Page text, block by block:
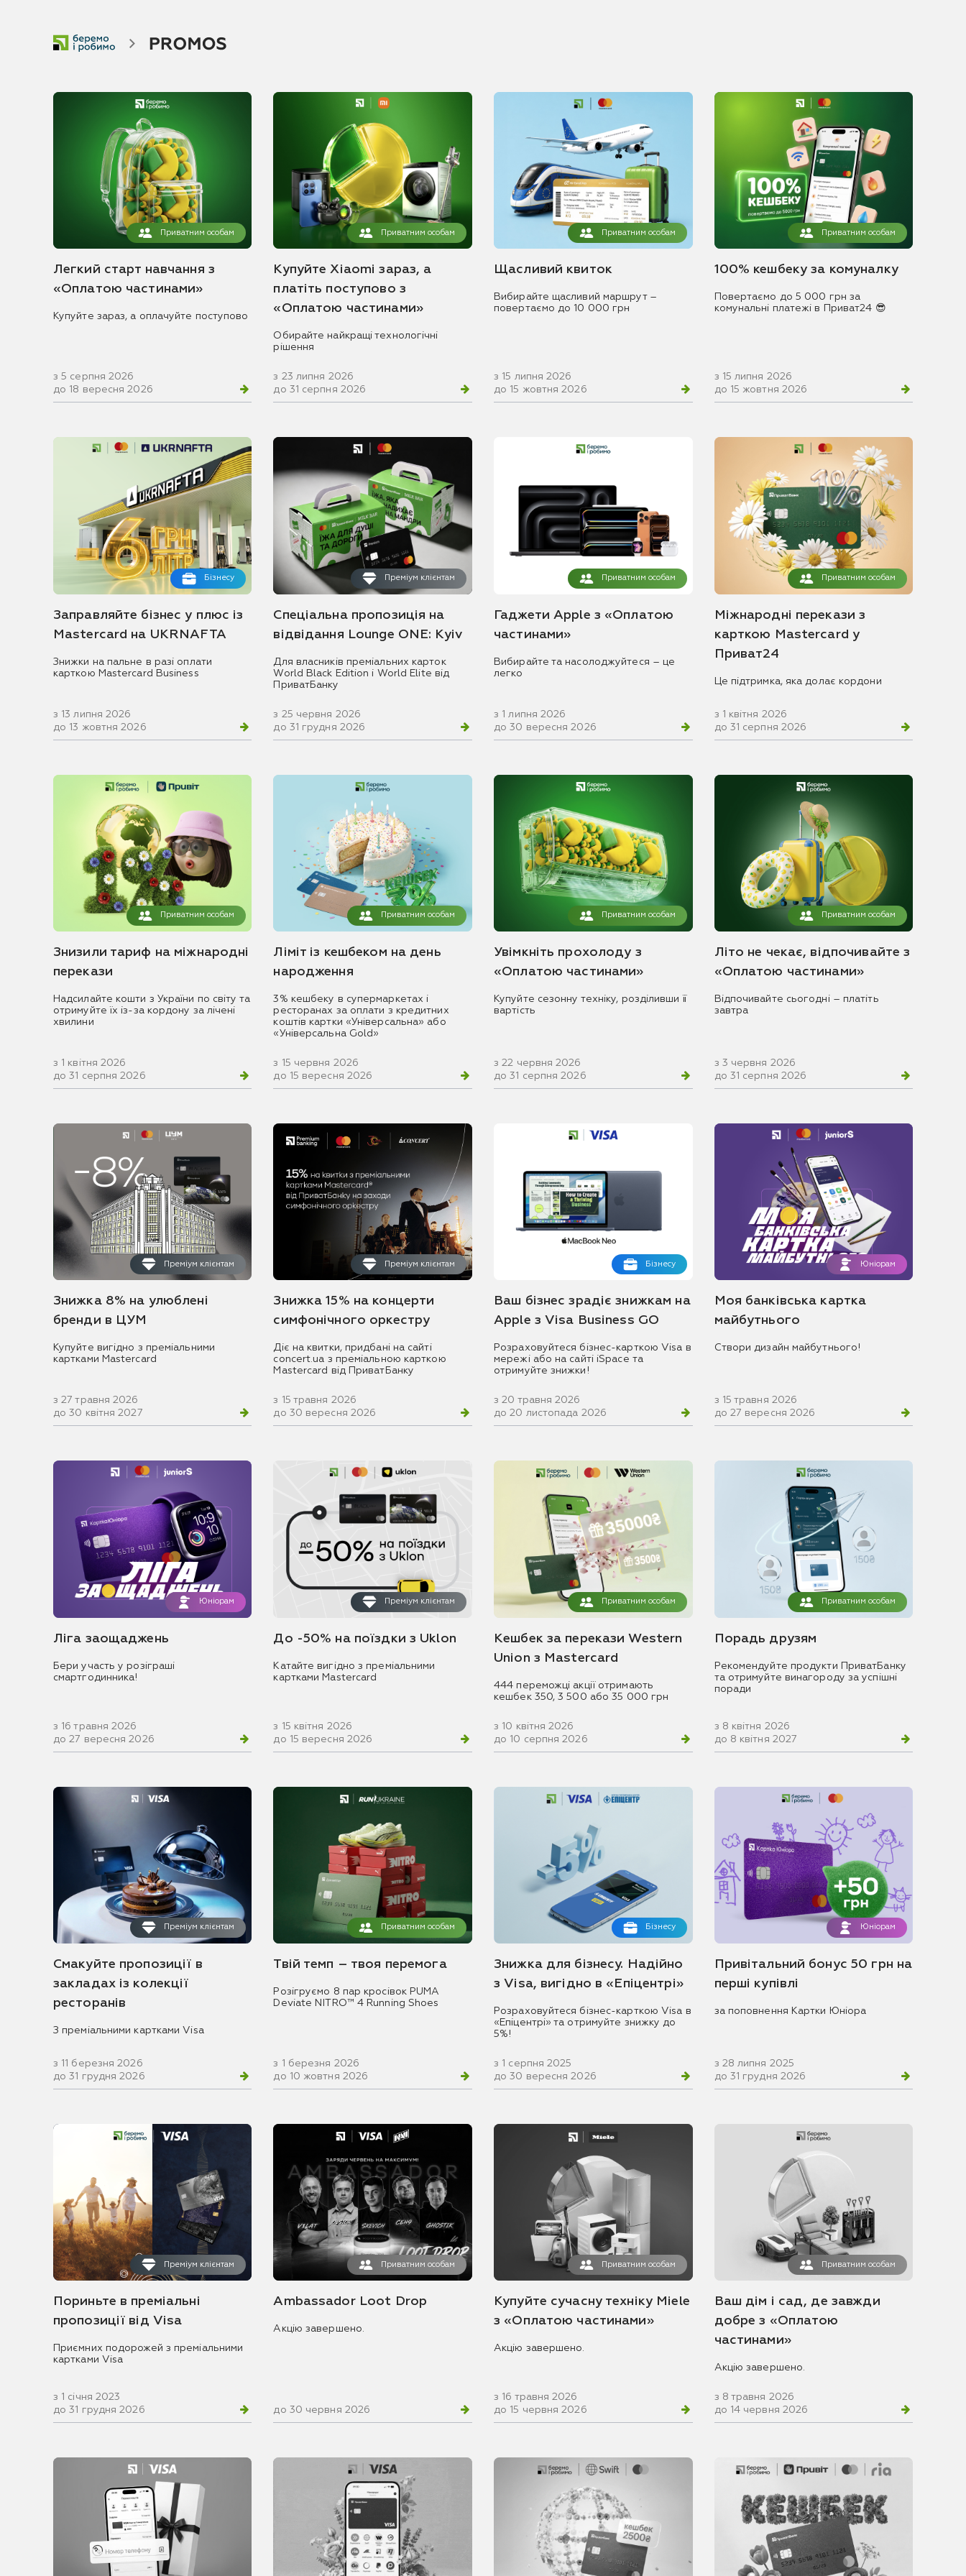
Приватним особам
Легкий старт навчання з
«Оплатою частинами»
Купуйте зараз, а оплачуйте поступово
з 5 серпня 2026
до 18 вересня 2026
Приватним особам
Купуйте Xiaomi зараз, а
платіть поступово з
«Оплатою частинами»
Обирайте найкращі технологічні
рішення
з 23 липня 2026
до 31 серпня 2026
Приватним особам
Щасливий квиток
Вибирайте щасливий маршрут –
повертаємо до 10 000 грн
з 15 липня 2026
до 15 жовтня 2026
Приватним особам
100% кешбеку за комуналку
Повертаємо до 5 000 грн за
комунальні платежі в Приват24 😎
з 15 липня 2026
до 15 жовтня 2026
Бізнесу
Заправляйте бізнес у плюс із
Mastercard на UKRNAFTA
Знижки на пальне в разі оплати
карткою Mastercard Business
з 13 липня 2026
до 13 жовтня 2026
Преміум клієнтам
Спеціальна пропозиція на
відвідання Lounge ONE: Kyiv
Для власників преміальних карток
World Black Edition і World Elite від
ПриватБанку
з 25 червня 2026
до 31 грудня 2026
Приватним особам
Гаджети Apple з «Оплатою
частинами»
Вибирайте та насолоджуйтеся – це
легко
з 1 липня 2026
до 30 вересня 2026
Приватним особам
Міжнародні перекази з
карткою Mastercard у
Приват24
Це підтримка, яка долає кордони
з 1 квітня 2026
до 31 серпня 2026
Приватним особам
Знизили тариф на міжнародні
перекази
Надсилайте кошти з України по світу та
отримуйте їх із-за кордону за лічені
хвилини
з 1 квітня 2026
до 31 серпня 2026
Приватним особам
Ліміт із кешбеком на день
народження
3% кешбеку в супермаркетах і
ресторанах за оплати з кредитних
коштів картки «Універсальна» або
«Універсальна Gold»
з 15 червня 2026
до 15 вересня 2026
Приватним особам
Увімкніть прохолоду з
«Оплатою частинами»
Купуйте сезонну техніку, розділивши її
вартість
з 22 червня 2026
до 31 серпня 2026
Приватним особам
Літо не чекає, відпочивайте з
«Оплатою частинами»
Відпочивайте сьогодні – платіть
завтра
з 3 червня 2026
до 31 серпня 2026
Преміум клієнтам
Знижка 8% на улюблені
бренди в ЦУМ
Купуйте вигідно з преміальними
картками Mastercard
з 27 травня 2026
до 30 квітня 2027
Преміум клієнтам
Знижка 15% на концерти
симфонічного оркестру
Діє на квитки, придбані на сайті
concert.ua з преміальною карткою
Mastercard від ПриватБанку
з 15 травня 2026
до 30 вересня 2026
Бізнесу
Ваш бізнес зрадіє знижкам на
Apple з Visa Business GO
Розраховуйтеся бізнес-карткою Visa в
мережі або на сайті iSpace та
отримуйте знижки!
з 20 травня 2026
до 20 листопада 2026
Юніорам
Моя банківська картка
майбутнього
Створи дизайн майбутнього!
з 15 травня 2026
до 27 вересня 2026
Юніорам
Ліга заощаджень
Бери участь у розіграші
смартгодинника!
з 16 травня 2026
до 27 вересня 2026
Преміум клієнтам
До -50% на поїздки з Uklon
Катайте вигідно з преміальними
картками Mastercard
з 15 квітня 2026
до 15 вересня 2026
Приватним особам
Кешбек за перекази Western
Union з Mastercard
444 переможці акції отримають
кешбек 350, 3 500 або 35 000 грн
з 10 квітня 2026
до 10 серпня 2026
Приватним особам
Порадь друзям
Рекомендуйте продукти ПриватБанку
та отримуйте винагороду за успішні
поради
з 8 квітня 2026
до 8 квітня 2027
Преміум клієнтам
Смакуйте пропозиції в
закладах із колекції
ресторанів
З преміальними картками Visa
з 11 березня 2026
до 31 грудня 2026
Приватним особам
Твій темп – твоя перемога
Розігруємо 8 пар кросівок PUMA
Deviate NITRO™ 4 Running Shoes
з 1 березня 2026
до 10 жовтня 2026
Бізнесу
Знижка для бізнесу. Надійно
з Visa, вигідно в «Епіцентрі»
Розраховуйтеся бізнес-карткою Visa в
«Епіцентрі» та отримуйте знижку до
5%!
з 1 серпня 2025
до 30 вересня 2026
Юніорам
Привітальний бонус 50 грн на
перші купівлі
за поповнення Картки Юніора
з 28 липня 2025
до 31 грудня 2026
Преміум клієнтам
Пориньте в преміальні
пропозиції від Visa
Приємних подорожей з преміальними
картками Visa
з 1 січня 2023
до 31 грудня 2026
Приватним особам
Ambassador Loot Drop
Акцію завершено.
до 30 червня 2026
Приватним особам
Купуйте сучасну техніку Miele
з «Оплатою частинами»
Акцію завершено.
з 16 травня 2026
до 15 червня 2026
Приватним особам
Ваш дім і сад, де завжди
добре з «Оплатою
частинами»
Акцію завершено.
з 8 травня 2026
до 14 червня 2026